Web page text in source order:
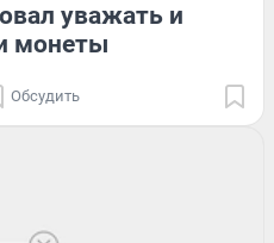
уважать и
монеты
Обсудить